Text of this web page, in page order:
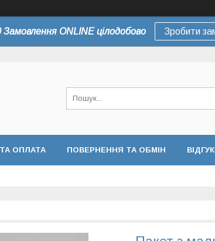
ONLINE цілодобово Зробити
ОПЛАТА ПОВЕРНЕННЯ ТА ОБМІН